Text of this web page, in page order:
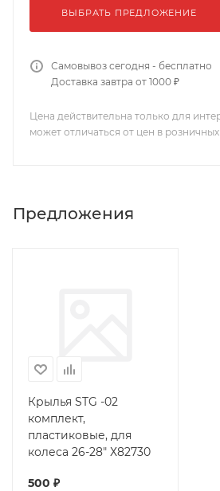
ВЫБРАТЬ ПРЕДЛОЖЕНИЕ
Самовывоз сегодня - бесплатно
Доставка завтра от 1000 ₽
Цена действительна только для
может отличаться от цен в
Предложения
Крылья STG -02
комплект,
пластиковые, для
колеса 26-28" Х82730
500 ₽